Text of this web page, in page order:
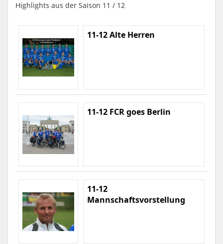
Highlights aus der Saison 11 / 12
11-12 Alte Herren
11-12 FCR goes Berlin
11-12
Mannschaftsvorstellung